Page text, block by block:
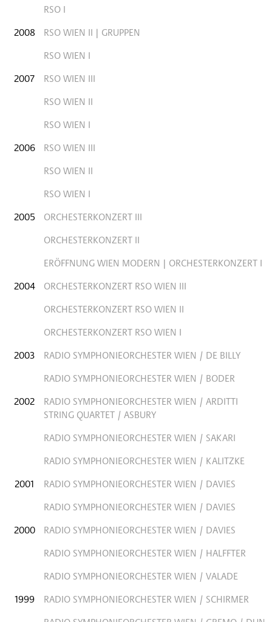
RSO I
2008
RSO WIEN II | GRUPPEN
RSO WIEN I
2007
RSO WIEN III
RSO WIEN II
RSO WIEN I
2006
RSO WIEN III
RSO WIEN II
RSO WIEN I
2005
ORCHESTERKONZERT III
ORCHESTERKONZERT II
ERÖFFNUNG WIEN MODERN | ORCHESTERKONZERT I
2004
ORCHESTERKONZERT RSO WIEN III
ORCHESTERKONZERT RSO WIEN II
ORCHESTERKONZERT RSO WIEN I
2003
RADIO SYMPHONIEORCHESTER WIEN / DE BILLY
RADIO SYMPHONIEORCHESTER WIEN / BODER
2002
RADIO SYMPHONIEORCHESTER WIEN / ARDITTI
STRING QUARTET / ASBURY
RADIO SYMPHONIEORCHESTER WIEN / SAKARI
RADIO SYMPHONIEORCHESTER WIEN / KALITZKE
2001
RADIO SYMPHONIEORCHESTER WIEN / DAVIES
RADIO SYMPHONIEORCHESTER WIEN / DAVIES
2000
RADIO SYMPHONIEORCHESTER WIEN / DAVIES
RADIO SYMPHONIEORCHESTER WIEN / HALFFTER
RADIO SYMPHONIEORCHESTER WIEN / VALADE
1999
RADIO SYMPHONIEORCHESTER WIEN / SCHIRMER